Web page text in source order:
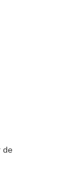
de